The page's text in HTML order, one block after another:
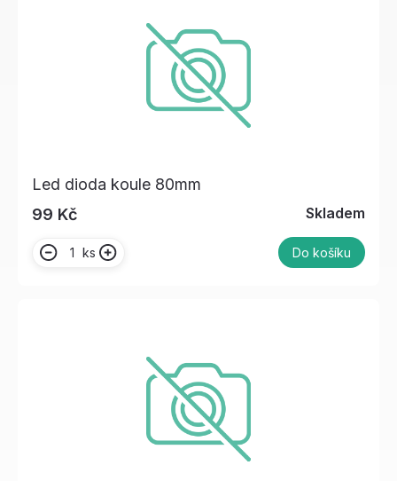
Led dioda koule 80mm
99 Kč
Skladem
ks Do košíku